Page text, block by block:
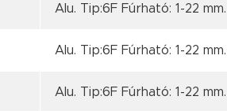
Alu. Tip:6F Fúrható: 1-22 mm.
Alu. Tip:6F Fúrható: 1-22 mm.
Alu. Tip:6F Fúrható: 1-22 mm.